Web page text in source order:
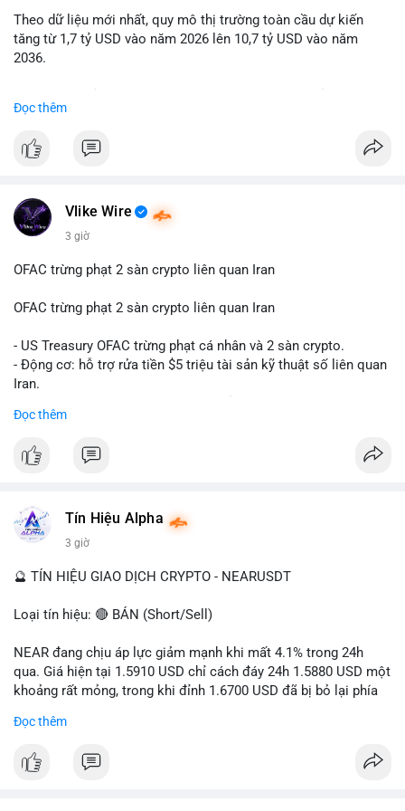
Lời khuyên: Nhà đầu tư nhỏ lẻ nên quan sát thêm 2-4 giờ sau
khi giao dịch được xác nhận, tránh hành động theo cảm xúc.
ưu tiên quản trị rủi ro trong giai đoạn biến động mạnh.
#btcmempool65k
Theo dữ liệu mới nhất, quy mô thị trường toàn cầu dự kiến
tăng từ 1,7 tỷ USD vào năm 2026 lên 10,7 tỷ USD vào năm
2036.
hàng năm (CAGR) ấn tượng lên tới 20,2%.
Điều gì đang thúc đẩy sự tăng trưởng vượt bậc này? Hãy cùng
Đọc thêm
Vlike Wire
3 giờ
OFAC trừng phạt 2 sàn crypto liên quan Iran
OFAC trừng phạt 2 sàn crypto liên quan Iran
- US Treasury OFAC trừng phạt cá nhân và 2 sàn crypto.
- Động cơ: hỗ trợ rửa tiền $5 triệu tài sản kỹ thuật số liên quan
Iran.
- Tác động: rủi ro cho thị trường crypto, tăng áp lực pháp lý.
#binancesquare
#vlikevn #titanbot
📰 Nguồn: Cointelegraph
Đọc thêm
Tín Hiệu Alpha
3 giờ
🔮 TÍN HIỆU GIAO DỊCH CRYPTO - NEARUSDT
Loại tín hiệu: 🔴 BÁN (Short/Sell)
NEAR đang chịu áp lực giảm mạnh khi mất 4.1% trong 24h
qua. Giá hiện tại 1.5910 USD chỉ cách đáy 24h 1.5880 USD một
khoảng rất mỏng, trong khi đỉnh 1.6700 USD đã bị bỏ lại phía
kiểm soát hoàn toàn. Khối lượng giao dịch 10.29 triệu NEAR
tiếp diễn.
Đọc thêm